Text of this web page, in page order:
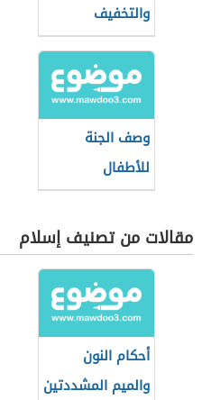
والتخفيف
وصف الجنة
للأطفال
مقالات من تصنيف إسلام
أحكام النون
والميم المشددتين